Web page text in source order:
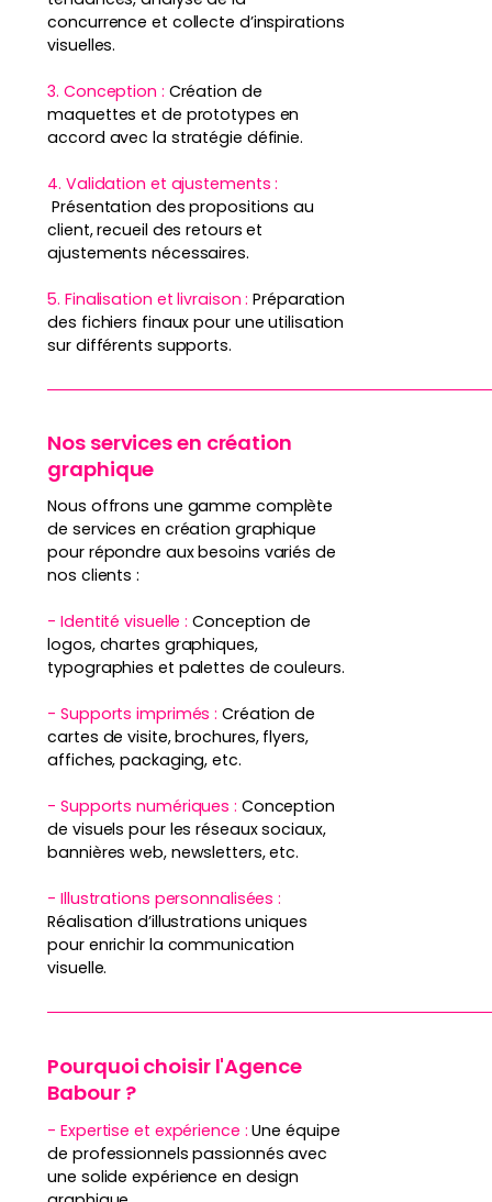
concurrence et collecte d’inspirations
visuelles.
3. Conception : Création de
maquettes et de prototypes en
accord avec la stratégie définie.
4. Validation et ajustements :
Présentation des propositions au
client, recueil des retours et
ajustements nécessaires.
5. Finalisation et livraison : Préparation
des fichiers finaux pour une utilisation
sur différents supports.
Nos services en création
graphique
Nous offrons une gamme complète
de services en création graphique
pour répondre aux besoins variés de
nos clients :
- Identité visuelle : Conception de
logos, chartes graphiques,
typographies et palettes de couleurs.
- Supports imprimés : Création de
cartes de visite, brochures, flyers,
affiches, packaging, etc.
- Supports numériques : Conception
de visuels pour les réseaux sociaux,
bannières web, newsletters, etc.
- Illustrations personnalisées :
Réalisation d’illustrations uniques
pour enrichir la communication
visuelle.
Pourquoi choisir l'Agence
Babour ?
- Expertise et expérience : Une équipe
de professionnels passionnés avec
une solide expérience en design